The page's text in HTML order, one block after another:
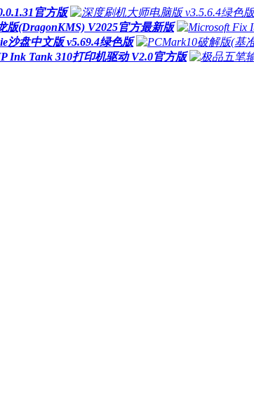
官方版
版(DragonKMS) V2025官方最新版
沙盘中文版 v5.69.4绿色版
Ink Tank 310打印机驱动 V2.0官方版